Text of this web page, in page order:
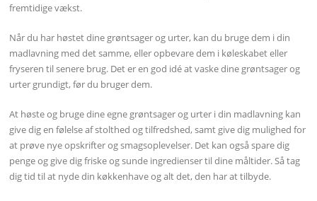
fremtidige vækst.
Når du har høstet dine grøntsager og urter, kan du bruge dem i din
madlavning med det samme, eller opbevare dem i køleskabet eller
fryseren til senere brug. Det er en god idé at vaske dine grøntsager og
urter grundigt, før du bruger dem.
At høste og bruge dine egne grøntsager og urter i din madlavning kan
give dig en følelse af stolthed og tilfredshed, samt give dig mulighed for
at prøve nye opskrifter og smagsoplevelser. Det kan også spare dig
penge og give dig friske og sunde ingredienser til dine måltider. Så tag
dig tid til at nyde din køkkenhave og alt det, den har at tilbyde.